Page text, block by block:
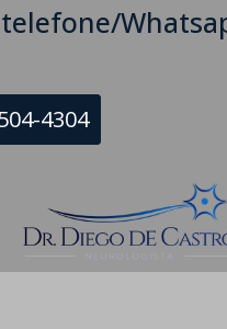
telefone/
4304
personalidade e
de passar tempo
esquiva ou
estilo de
ser determinada
de sua vida,